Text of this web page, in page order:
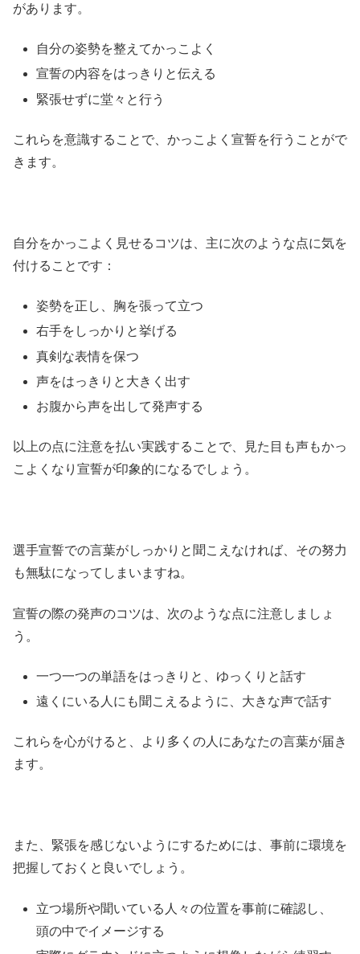
があります。
自分の姿勢を整えてかっこよく
宣誓の内容をはっきりと伝える
緊張せずに堂々と行う
これらを意識することで、かっこよく宣誓を行うことがで
きます。
自分をかっこよく見せるコツは、主に次のような点に気を
付けることです：
姿勢を正し、胸を張って立つ
右手をしっかりと挙げる
真剣な表情を保つ
声をはっきりと大きく出す
お腹から声を出して発声する
以上の点に注意を払い実践することで、見た目も声もかっ
こよくなり宣誓が印象的になるでしょう。
選手宣誓での言葉がしっかりと聞こえなければ、その努力
も無駄になってしまいますね。
宣誓の際の発声のコツは、次のような点に注意しましょ
う。
一つ一つの単語をはっきりと、ゆっくりと話す
遠くにいる人にも聞こえるように、大きな声で話す
これらを心がけると、より多くの人にあなたの言葉が届き
ます。
また、緊張を感じないようにするためには、事前に環境を
把握しておくと良いでしょう。
立つ場所や聞いている人々の位置を事前に確認し、
頭の中でイメージする